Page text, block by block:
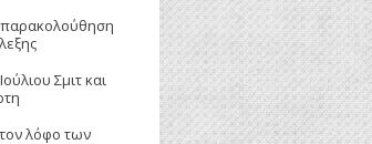
Σμιτ και
λόφο των